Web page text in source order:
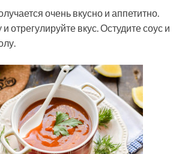
очень вкусно и аппетитно.
отрегулируйте вкус. Остудите соус и